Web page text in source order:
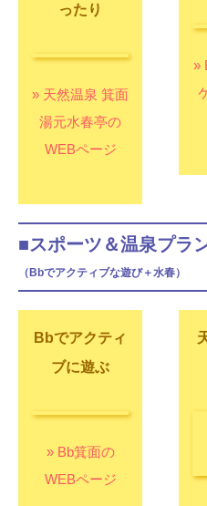
ったり
» 天然温泉 箕面
湯元水春亭の
WEBページ
»
■スポーツ＆温泉プラ
（Bbでアクティブな遊び＋水春）
Bbでアクティ
ブに遊ぶ
» Bb箕面の
WEBページ